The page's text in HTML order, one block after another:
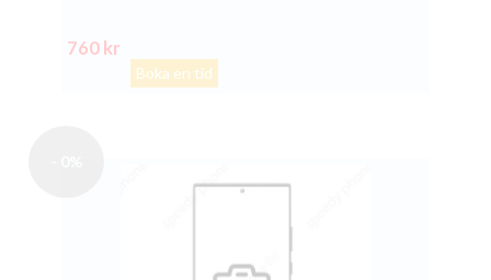
760 kr
Boka en tid